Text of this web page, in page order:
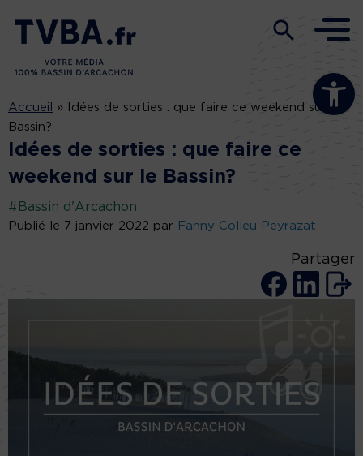
Ouvrir la
Accueil »
Idées de sorties : que faire ce weekend sur le
Bassin?
Idées de sorties : que faire ce
weekend sur le Bassin?
#Bassin d'Arcachon
Publié le 7 janvier 2022 par Fanny Colleu Peyrazat
Partager